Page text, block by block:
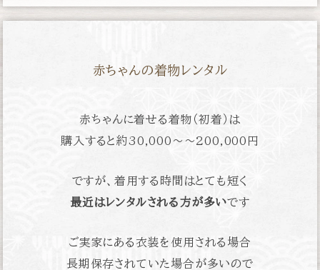
赤ちゃんの着物レンタル
赤ちゃんに着せる着物（初着）は
購入すると約30,000〜〜200,000円
ですが、着用する時間はとても短く
最近はレンタルされる方が多いです
ご実家にある衣装を使用される場合
長期保存されていた場合が多いので